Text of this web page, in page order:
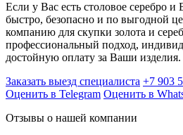
Если у Вас есть столовое серебро и
быстро, безопасно и по выгодной
компанию для скупки золота и
профессиональный подход,
достойную оплату за Ваши изделия.
Заказать выезд специалиста +7 903
Оценить в Telegram Оценить в
Отзывы о нашей компании